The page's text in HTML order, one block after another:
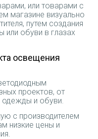
или товарами с
магазине визуально
путем создания
или обуви в глазах
освещения
проектов, от
одежды и обуви.
с производителем
низкие цены и